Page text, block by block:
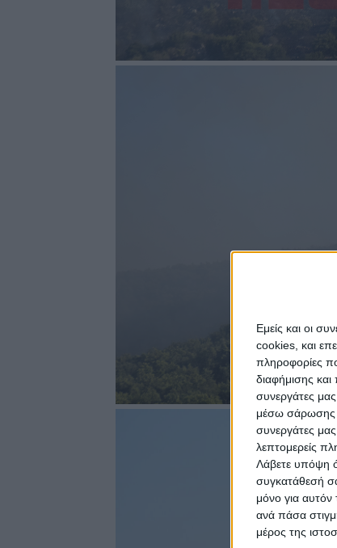
Εμείς και οι
cookies, και
πληροφορίες
διαφήμισης
συνεργάτες
μέσω σάρωσης
συνεργάτες
λεπτομερείς
Λάβετε υπόψη
συγκατάθεσή
μόνο για αυτόν
ανά πάσα
μέρος της